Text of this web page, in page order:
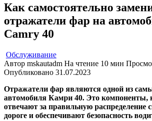
Как самостоятельно
отражатели фар на
Camry 40
Обслуживание
Автор mskautadm На чтение 10 мин
Опубликовано 31.07.2023
Отражатели фар являются одной из
автомобиля Камри 40. Это компоненты,
отвечают за правильную распределение
дороге и обеспечивают безопасность